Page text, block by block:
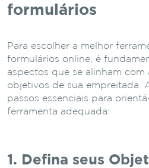
formulários
Para escolher a melhor
formulários online, é
aspectos que se alinham com
objetivos de sua empreitada.
passos essenciais para
ferramenta adequada:
1. Defina seus